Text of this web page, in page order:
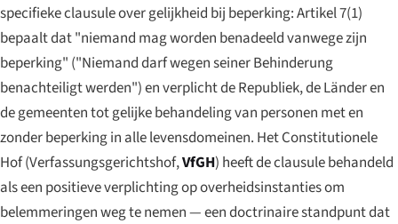
specifieke clausule over gelijkheid bij beperking: Artikel 7(1)
bepaalt dat "niemand mag worden benadeeld vanwege zijn
beperking" ("Niemand darf wegen seiner Behinderung
benachteiligt werden") en verplicht de Republiek, de Länder en
de gemeenten tot gelijke behandeling van personen met en
zonder beperking in alle levensdomeinen. Het Constitutionele
Hof (Verfassungsgerichtshof,VfGH) heeft de clausule behandeld
als een positieve verplichting op overheidsinstanties om
belemmeringen weg te nemen — een doctrinaire standpunt dat